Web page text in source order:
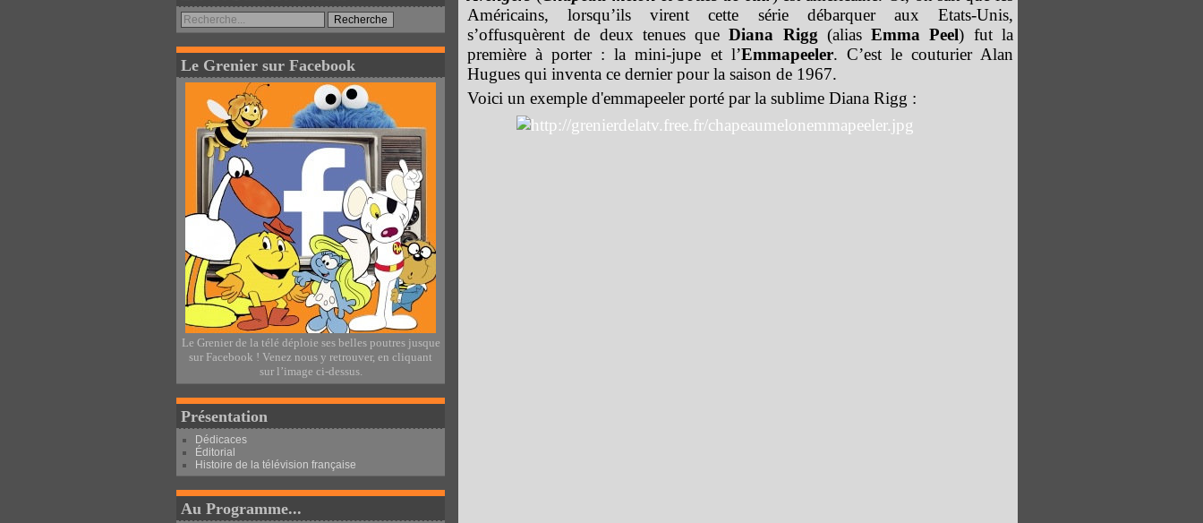
Le Grenier sur Facebook
Le Grenier de la télé déploie ses belles poutres jusque
sur Facebook ! Venez nous y retrouver, en cliquant
sur l’image ci-dessus.
Présentation
Dédicaces
Éditorial
Histoire de la télévision française
Au Programme...
Américains, lorsqu’ils virent cette série débarquer aux Etats-Unis,
s’offusquèrent de deux tenues queDiana Rigg (aliasEmma Peel) fut la
première à porter : la mini-jupe et l’Emmapeeler. C’est le couturier Alan
Hugues qui inventa ce dernier pour la saison de 1967.
Voici un exemple d'emmapeeler porté par la sublime Diana Rigg :